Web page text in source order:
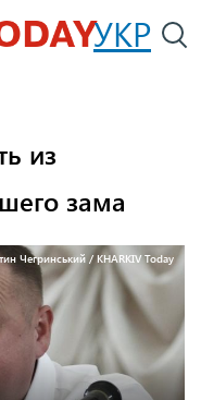
УКР
из
зама
Чегринський / KHARKIV Today